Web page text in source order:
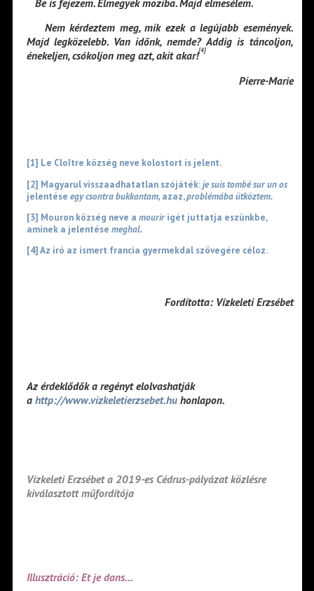
Nem kérdeztem meg, mik ezek a legújabb események.
Majd legközelebb. Van időnk, nemde? Addig is táncoljon,
énekeljen, csókoljon meg azt, akit akar![4]
Pierre-Marie
[1] Le Cloître község neve kolostort is jelent.
[2] Magyarul visszaadhatatlan szójáték:je suis tombé sur un os
jelentése egy csontra bukkantam, azaz,problémába ütköztem.
[3] Mouron község neve a mouririgét juttatja eszünkbe,
aminek a jelentése meghal.
[4]Az író az ismert francia gyermekdal szövegére céloz.
Fordította: Vízkeleti Erzsébet
Az érdeklődők a regényt elolvashatják
a http://www.vizkeletierzsebet.hu honlapon.
Vízkeleti Erzsébet a 2019-es Cédrus-pályázat közlésre
kiválasztott műfordítója
Illusztráció: Et je dans…